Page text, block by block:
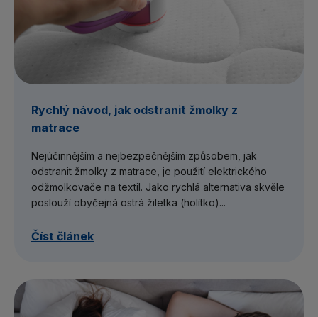
Rychlý návod, jak odstranit žmolky z
matrace
Nejúčinnějším a nejbezpečnějším způsobem, jak
odstranit žmolky z matrace, je použití elektrického
odžmolkovače na textil. Jako rychlá alternativa skvěle
poslouží obyčejná ostrá žiletka (holítko)...
Číst článek